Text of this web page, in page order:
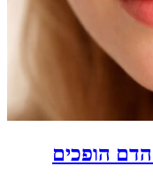
הופכים